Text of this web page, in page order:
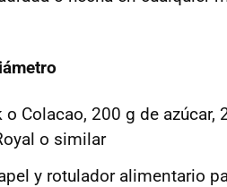
Colacao, 200 g de azúcar,
o similar
y rotulador alimentario